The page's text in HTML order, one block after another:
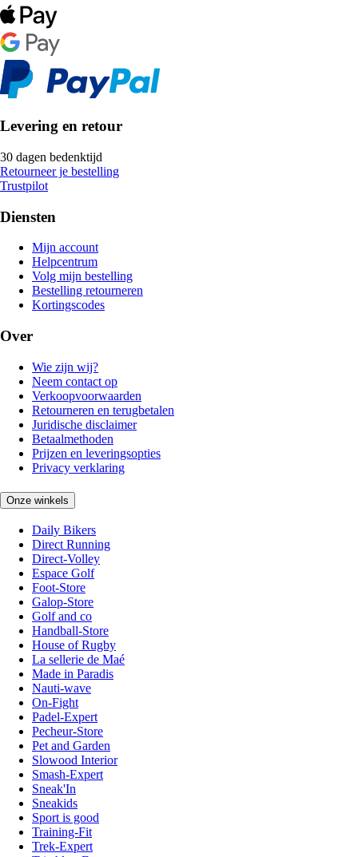
Levering en retour
30 dagen bedenktijd
Retourneer je bestelling
Trustpilot
Diensten
Mijn account
Helpcentrum
Volg mijn bestelling
Bestelling retourneren
Kortingscodes
Over
Wie zijn wij?
Neem contact op
Verkoopvoorwaarden
Retourneren en terugbetalen
Juridische disclaimer
Betaalmethoden
Prijzen en leveringsopties
Privacy verklaring
Onze winkels
Daily Bikers
Direct Running
Direct-Volley
Espace Golf
Foot-Store
Galop-Store
Golf and co
Handball-Store
House of Rugby
La sellerie de Maé
Made in Paradis
Nauti-wave
On-Fight
Padel-Expert
Pecheur-Store
Pet and Garden
Slowood Interior
Smash-Expert
Sneak'In
Sneakids
Sport is good
Training-Fit
Trek-Expert